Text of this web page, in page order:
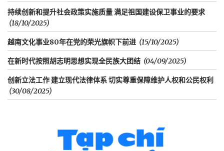
持续创新和提升社会政策实施质量 满足祖国建设保卫事业的要求
(18/10/2025)
越南文化事业80年在党的荣光旗帜下前进 (15/10/2025)
在新时代按照胡志明思想实现全民族大团结 (04/09/2025)
创新立法工作 建立现代法律体系 切实尊重保障维护人权和公民权利
(30/08/2025)